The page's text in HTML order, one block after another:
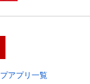
です。
アプリ一覧